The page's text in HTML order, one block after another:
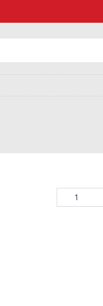
Banco
Baixo